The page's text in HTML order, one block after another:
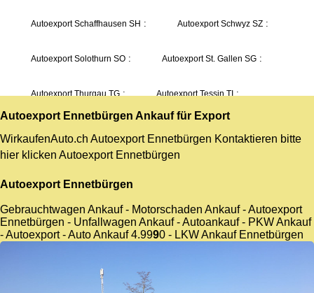
Autoexport Ennetbürgen Ankauf für Export
WirkaufenAuto.ch Autoexport Ennetbürgen Kontaktieren bitte
hier klicken Autoexport Ennetbürgen
Autoexport Ennetbürgen
Gebrauchtwagen Ankauf - Motorschaden Ankauf - Autoexport
Ennetbürgen - Unfallwagen Ankauf - Autoankauf - PKW Ankauf
- Autoexport - Auto Ankauf4.9990 - LKW Ankauf Ennetbürgen